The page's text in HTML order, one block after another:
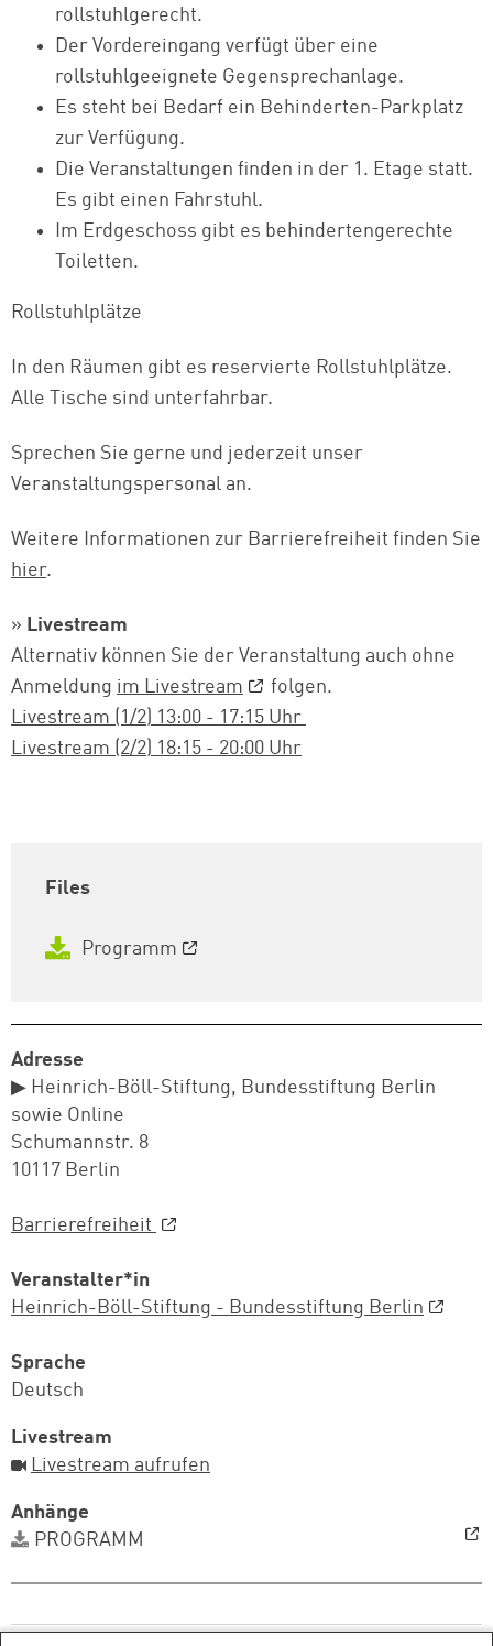
rollstuhlgerecht.
Der Vordereingang verfügt über eine
rollstuhlgeeignete Gegensprechanlage.
Es steht bei Bedarf ein Behinderten-Parkplatz
zur Verfügung.
Die Veranstaltungen finden in der 1. Etage statt.
Es gibt einen Fahrstuhl.
Im Erdgeschoss gibt es behindertengerechte
Toiletten.
Rollstuhlplätze
In den Räumen gibt es reservierte Rollstuhlplätze.
Alle Tische sind unterfahrbar.
Sprechen Sie gerne und jederzeit unser
Veranstaltungspersonal an.
Weitere Informationen zur Barrierefreiheit finden Sie
hier.
» Livestream
Alternativ können Sie der Veranstaltung auch ohne
Anmeldung im Livestream
folgen.
Livestream (1/2) 13:00 - 17:15 Uhr
Livestream (2/2) 18:15 - 20:00 Uhr
Files
Programm
Adresse
▶ Heinrich-Böll-Stiftung, Bundesstiftung Berlin
sowie Online
Schumannstr. 8
10117 Berlin
Barrierefreiheit
Veranstalter*in
Heinrich-Böll-Stiftung - Bundesstiftung Berlin
Sprache
Deutsch
Livestream
Livestream aufrufen
Anhänge
PROGRAMM